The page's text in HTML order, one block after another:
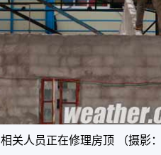
相关人员正在修理房顶 （摄影